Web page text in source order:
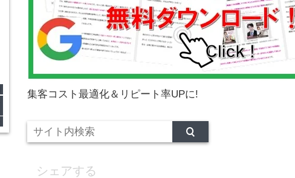
集客コスト最適化＆リピート率UPに!
シェアする